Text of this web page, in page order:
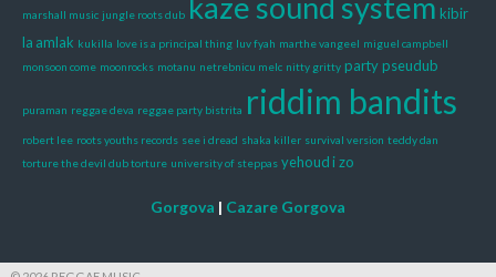
marshall music jungle roots dub
kibir
la amlak kukilla love is a principal thing luv fyah marthe vangeel miguel campbell
monsoon come moonrocks motanu netrebnicu melc nitty gritty party pseudub
puraman reggae deva reggae party bistrita riddim bandits
robert lee roots youths records see i dread shaka killer survival version teddy dan
torture the devil dub torture university of steppas yehoud izo
Gorgova | Cazare Gorgova